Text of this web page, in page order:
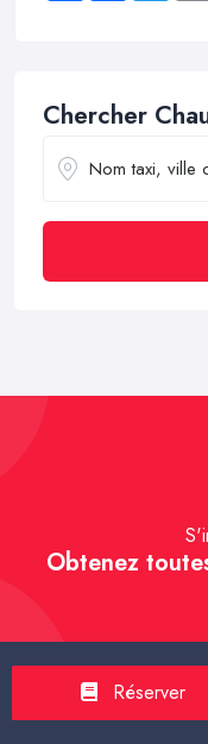
Chercher
Obtenez
Réserver